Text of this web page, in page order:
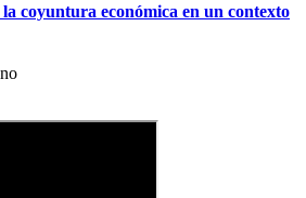
coyuntura económica en un contexto